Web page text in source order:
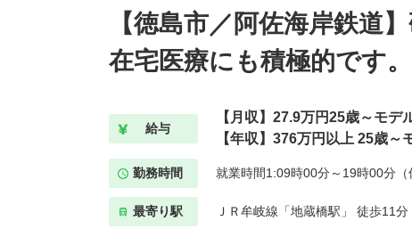
【徳島市／阿佐海岸鉄道
在宅医療にも積極的です。
給与
【月収】27.9万円25歳～モデ
【年収】376万円以上 25歳～
勤務時間 就業時間1:09時00分～19時00分（
最寄り駅 ＪＲ牟岐線「地蔵橋駅」 徒歩11分